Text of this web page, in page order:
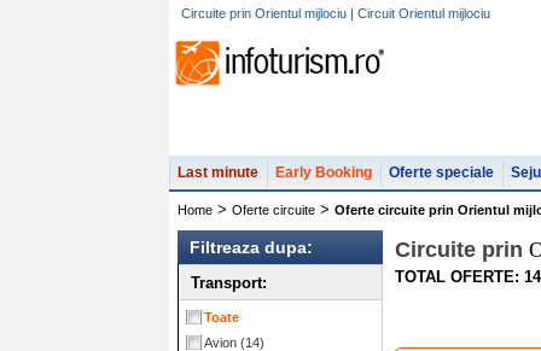
Circuite prin Orientul mijlociu | Circuit Orientul mijlociu
Last minute Early Booking Oferte speciale
Home > Oferte circuite > Oferte circuite prin Orientul
Filtreaza dupa:
Transport:
Toate
Avion (14)
Circuite prin
TOTAL OFERTE: 14